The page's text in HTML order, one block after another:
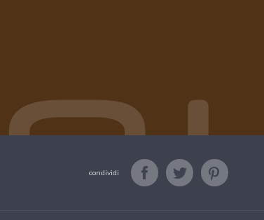
condividi